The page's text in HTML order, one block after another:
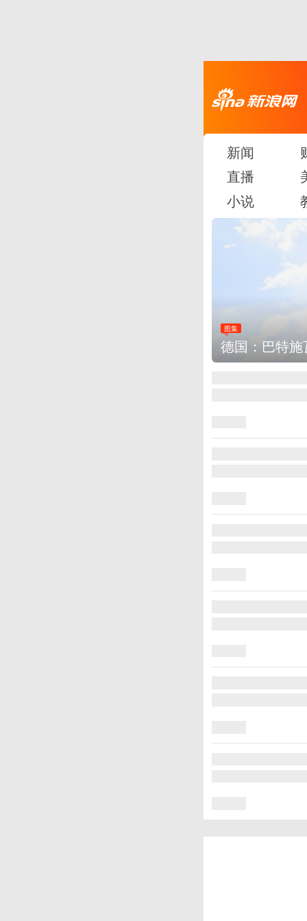
新闻
直播
小说
图集
德国：巴特